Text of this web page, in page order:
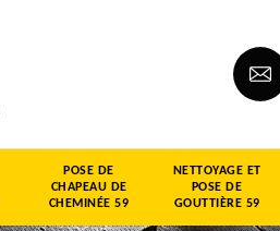
POSE DE
CHAPEAU DE
CHEMINÉE 59
NETTOYAGE ET
POSE DE
GOUTTIÈRE 59